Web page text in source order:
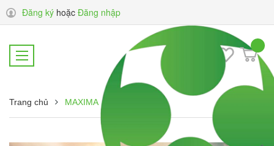
Đăng ký hoặc Đăng nhập
Trang chủ MAXIMA